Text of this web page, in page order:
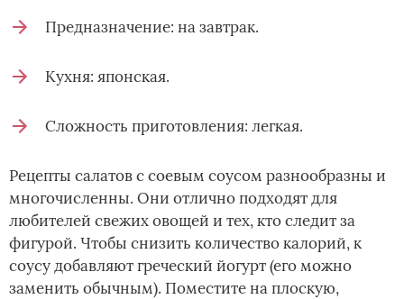
Предназначение: на завтрак.
Кухня: японская.
Сложность приготовления: легкая.
Рецепты салатов с соевым соусом разнообразны и
многочисленны. Они отлично подходят для
любителей свежих овощей и тех, кто следит за
фигурой. Чтобы снизить количество калорий, к
соусу добавляют греческий йогурт (его можно
заменить обычным). Поместите на плоскую,